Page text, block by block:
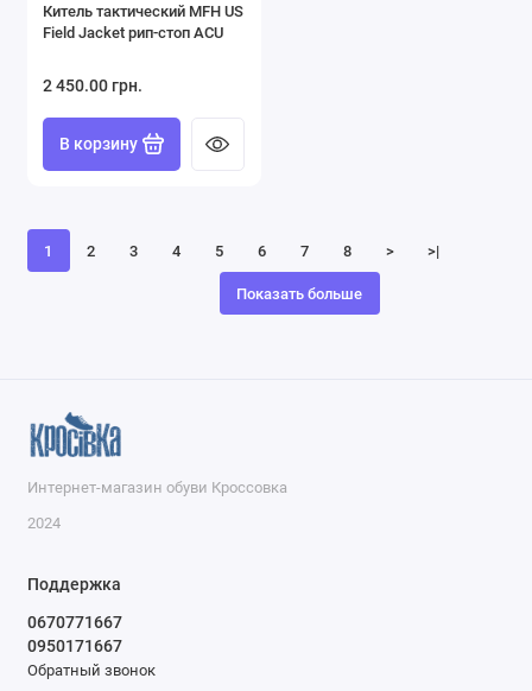
Китель тактический MFH US
Field Jacket рип-стоп ACU
2 450.00 грн.
В корзину
1 2 3 4 5 6 7 8 > >|
Показать больше
Интернет-магазин обуви Кроссовка
2024
Поддержка
0670771667
0950171667
Обратный звонок